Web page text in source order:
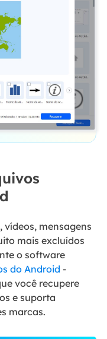
vídeos, mensagens
mais excluídos
o software
do Android -
você recupere
e suporta
marcas.